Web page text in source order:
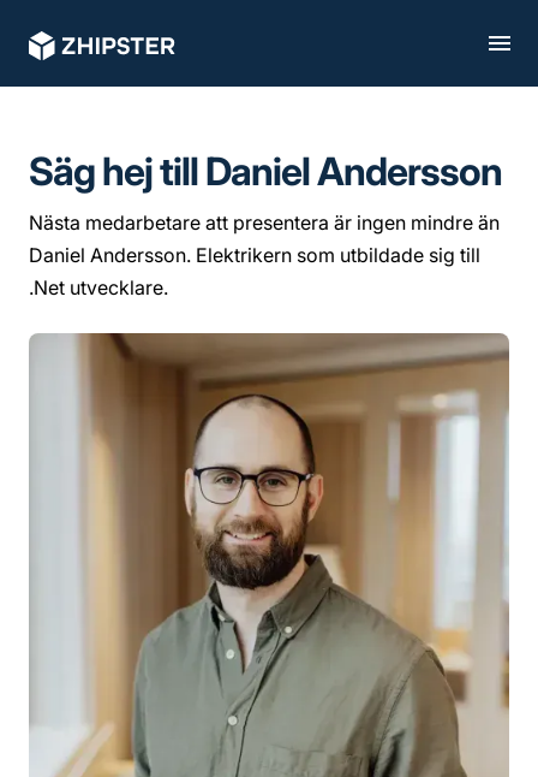
Säg hej till Daniel Andersson
Nästa medarbetare att presentera är ingen mindre än
Daniel Andersson. Elektrikern som utbildade sig till
.Net utvecklare.